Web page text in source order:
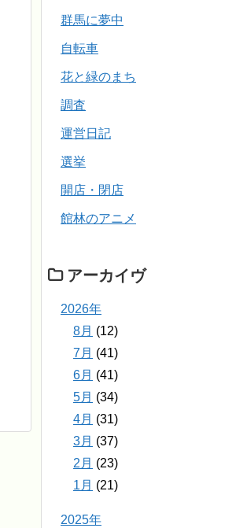
群馬に夢中
自転車
花と緑のまち
調査
運営日記
選挙
開店・閉店
館林のアニメ
アーカイヴ
2026年
8月 (12)
7月 (41)
6月 (41)
5月 (34)
4月 (31)
3月 (37)
2月 (23)
1月 (21)
2025年